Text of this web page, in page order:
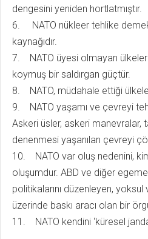
dengesini yeniden hortlatmıştır.
6. NATO nükleer tehlike
kaynağıdır.
7. NATO üyesi olmayan
koymuş bir saldırgan güçtür.
8. NATO, müdahale ettiği
9. NATO yaşamı ve çevreyi
Askeri üsler, askeri manevralar,
denenmesi yaşanılan çevreyi
10. NATO var oluş nedenini,
oluşumdur. ABD ve diğer
politikalarını düzenleyen,
üzerinde baskı aracı olan bir
11. NATO kendini ‘küresel